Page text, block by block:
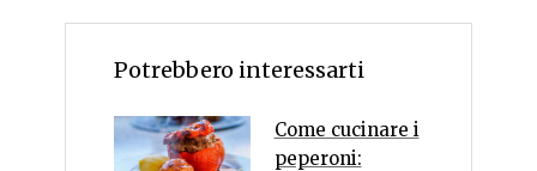
Potrebbero interessarti
Come cucinare i
peperoni: